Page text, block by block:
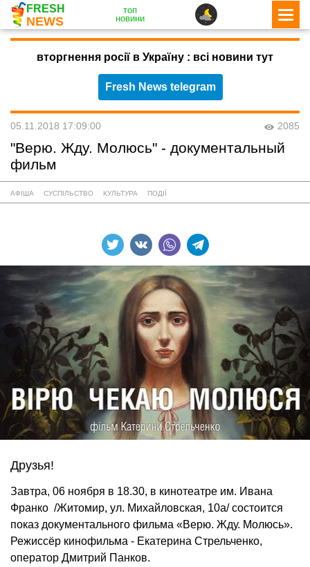
FRESH
NEWS
топ
новини
вторгнення росії в Україну : всі новини тут
Fresh News telegram
05.11.2018 17:09:00 2085
"Верю. Жду. Молюсь" - документальный
фильм
АФІША СУСПІЛЬСТВО КУЛЬТУРА ПОДІЇ
Друзья!
Завтра, 06 ноября в 18.30, в кинотеатре им. Ивана
Франко /Житомир, ул. Михайловская, 10а/ состоится
показ документального фильма «Верю. Жду. Молюсь».
Режиссёр кинофильма - Екатерина Стрельченко,
оператор Дмитрий Панков.